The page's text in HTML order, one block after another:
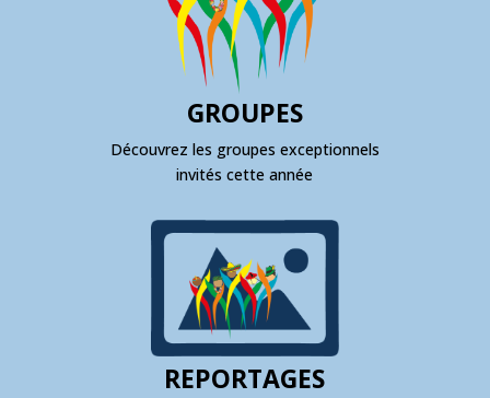
GROUPES
Découvrez les groupes exceptionnels
invités cette année
REPORTAGES